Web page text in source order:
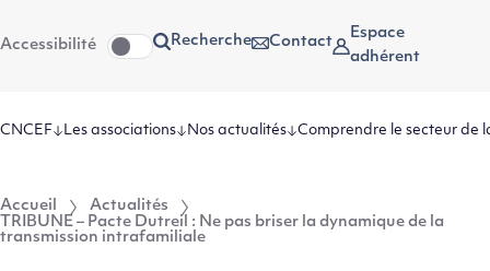
au
contenu
Accessibilité Recherche Contact
Espace
adhérent
CNCEF Les associations Nos actualités Comprendre le secteur de
Accueil
Actualités
TRIBUNE – Pacte Dutreil : Ne pas briser la dynamique de la
transmission intrafamiliale